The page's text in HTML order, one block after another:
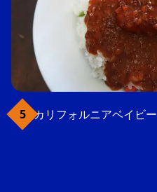
カリフォルニアベイビー